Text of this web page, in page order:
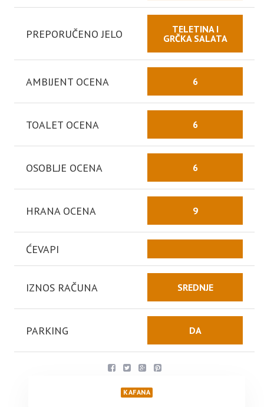
PREPORUČENO JELO
TELETINA I
GRČKA SALATA
AMBIJENT OCENA 6
TOALET OCENA 6
OSOBLJE OCENA 6
HRANA OCENA 9
ĆEVAPI
IZNOS RAČUNA SREDNJE
PARKING DA
KAFANA